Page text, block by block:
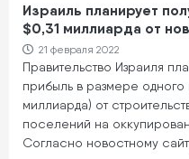
Израиль планирует
$0,31 миллиарда от
21 февраля 2022
Правительство Израиля
прибыль в размере
миллиарда) от
поселений на
Согласно новостному